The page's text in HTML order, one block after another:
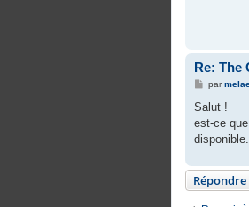
Re: The
M
s
a
g
e
par
Salut !
est-ce
disponible.
Répondre